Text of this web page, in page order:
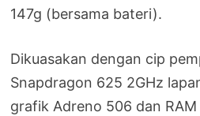
147g (bersama bateri).
Dikuasakan dengan cip
Snapdragon 625 2GHz
grafik Adreno 506 dan